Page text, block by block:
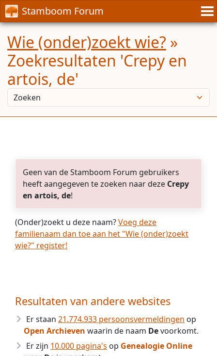
Stamboom Forum
Wie (onder)zoekt wie? »
Zoekresultaten 'Crepy en
artois, de'
Geen van de Stamboom Forum gebruikers
heeft aangegeven te zoeken naar deze Crepy
en artois, de!
(Onder)zoekt u deze naam?Voeg deze
familienaam dan toe aan het "Wie (onder)zoekt
wie?" register!
Resultaten van andere websites
Er staan 21.774.933 persoonsvermeldingen op
Open Archieven waarin de naam Devoorkomt.
Er zijn 10.000 pagina's op Genealogie Online